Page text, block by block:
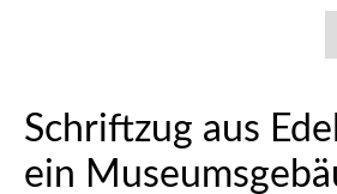
Schriftzug aus
ein